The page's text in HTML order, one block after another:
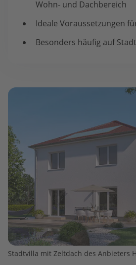
Wohn- und Dachbereich
Ideale Voraussetzungen
Besonders häufig auf
Stadtvilla mit Zeltdach des Anbieters